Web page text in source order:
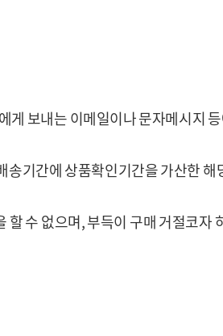
보내는 이메일이나 문자메시지
기간에 상품확인기간을 가산한 해
수 없으며, 부득이 구매 거절코자